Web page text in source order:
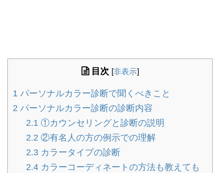
目次 [非表示]
1 パーソナルカラー診断で聞くべきこと
2 パーソナルカラー診断の診断内容
2.1 ①カウンセリングと診断の説明
2.2 ②有名人の方の例示での理解
2.3 カラータイプの診断
2.4 カラーコーディネートの方法も教えても